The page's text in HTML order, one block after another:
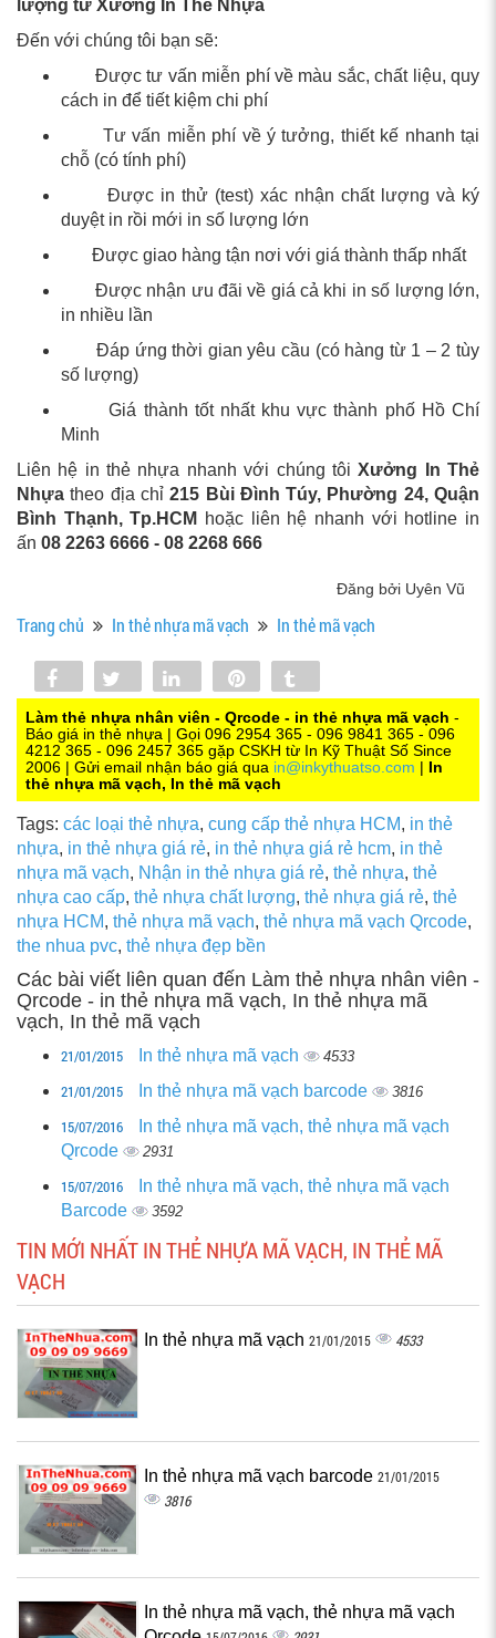
lượng từ Xưởng In Thẻ Nhựa
Đến với chúng tôi bạn sẽ:
Được tư vấn miễn phí về màu sắc, chất liệu, quy
cách in để tiết kiệm chi phí
Tư vấn miễn phí về ý tưởng, thiết kế nhanh tại
chỗ (có tính phí)
Được in thử (test) xác nhận chất lượng và ký
duyệt in rồi mới in số lượng lớn
Được giao hàng tận nơi với giá thành thấp nhất
Được nhận ưu đãi về giá cả khi in số lượng lớn,
in nhiều lần
Đáp ứng thời gian yêu cầu (có hàng từ 1 – 2 tùy
số lượng)
Giá thành tốt nhất khu vực thành phố Hồ Chí
Minh
Liên hệ in thẻ nhựa nhanh với chúng tôiXưởng In Thẻ
Nhựa theo địa chỉ215 Bùi Đình Túy, Phường 24, Quận
Bình Thạnh, Tp.HCM
hoặc liên hệ nhanh với hotline in
ấn 08 2263 6666 - 08 2268 666
Đăng bởi Uyên Vũ
Trang chủ In thẻ nhựa mã vạch In thẻ mã vạch
Share Tweet Share
0
Làm thẻ nhựa nhân viên - Qrcode - in thẻ nhựa mã vạch -
Báo giá in thẻ nhựa | Gọi 096 2954 365 - 096 9841 365 - 096
4212 365 - 096 2457 365 gặp CSKH từ In Kỹ Thuật Số Since
2006 | Gửi email nhận báo giá qua in@inkythuatso.com | In
thẻ nhựa mã vạch, In thẻ mã vạch
Tags: các loại thẻ nhựa, cung cấp thẻ nhựa HCM, in thẻ
nhựa, in thẻ nhựa giá rẻ, in thẻ nhựa giá rẻ hcm, in thẻ
nhựa mã vạch, Nhận in thẻ nhựa giá rẻ, thẻ nhựa, thẻ
nhựa cao cấp, thẻ nhựa chất lượng, thẻ nhựa giá rẻ, thẻ
nhựa HCM, thẻ nhựa mã vạch, thẻ nhựa mã vạch Qrcode,
the nhua pvc, thẻ nhựa đẹp bền
Các bài viết liên quan đến Làm thẻ nhựa nhân viên -
Qrcode - in thẻ nhựa mã vạch, In thẻ nhựa mã
vạch, In thẻ mã vạch
21/01/2015 In thẻ nhựa mã vạch 4533
21/01/2015 In thẻ nhựa mã vạch barcode 3816
15/07/2016
In thẻ nhựa mã vạch, thẻ nhựa mã vạch
Qrcode
2931
15/07/2016
In thẻ nhựa mã vạch, thẻ nhựa mã vạch
Barcode
3592
TIN MỚI NHẤT IN THẺ NHỰA MÃ VẠCH, IN THẺ MÃ
VẠCH
In thẻ nhựa mã vạch 21/01/2015 4533
In thẻ nhựa mã vạch barcode 21/01/2015
3816
In thẻ nhựa mã vạch, thẻ nhựa mã vạch